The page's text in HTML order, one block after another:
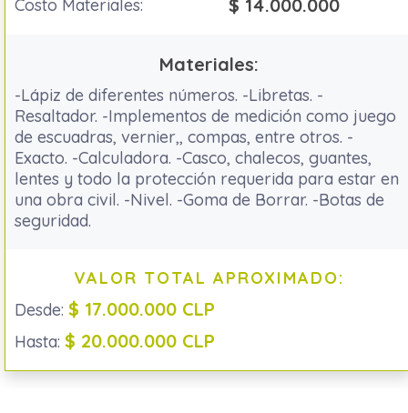
Costo Materiales: $ 14.000.000
Materiales:
-Lápiz de diferentes números. -Libretas. -
Resaltador. -Implementos de medición como juego
de escuadras, vernier,, compas, entre otros. -
Exacto. -Calculadora. -Casco, chalecos, guantes,
lentes y todo la protección requerida para estar en
una obra civil. -Nivel. -Goma de Borrar. -Botas de
seguridad.
VALOR TOTAL APROXIMADO:
Desde: $ 17.000.000 CLP
Hasta: $ 20.000.000 CLP